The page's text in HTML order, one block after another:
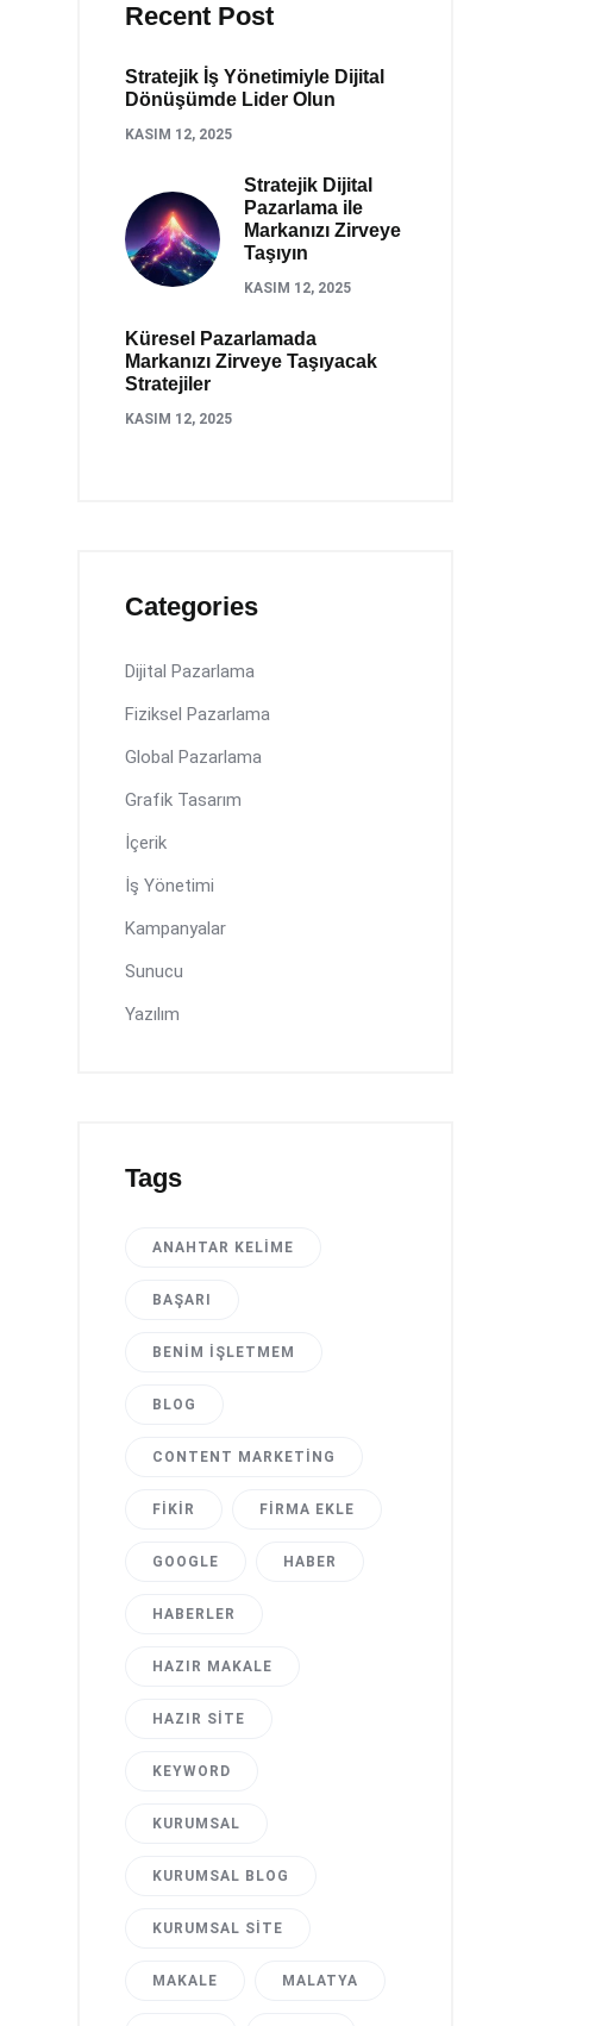
Recent Post
Stratejik İş Yönetimiyle Dijital
Dönüşümde Lider Olun
KASIM 12, 2025
Stratejik Dijital
Pazarlama ile
Markanızı Zirveye
Taşıyın
KASIM 12, 2025
Küresel Pazarlamada
Markanızı Zirveye Taşıyacak
Stratejiler
KASIM 12, 2025
Categories
Dijital Pazarlama
Fiziksel Pazarlama
Global Pazarlama
Grafik Tasarım
İçerik
İş Yönetimi
Kampanyalar
Sunucu
Yazılım
Tags
ANAHTAR KELIME
BAŞARI
BENIM İŞLETMEM
BLOG
CONTENT MARKETING
FIKIR FIRMA EKLE
GOOGLE HABER
HABERLER
HAZIR MAKALE
HAZIR SITE
KEYWORD
KURUMSAL
KURUMSAL BLOG
KURUMSAL SITE
MAKALE MALATYA